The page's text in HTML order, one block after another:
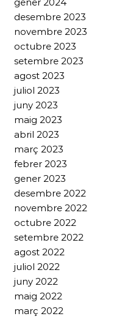
desembre 2023
novembre 2023
octubre 2023
setembre 2023
agost 2023
juliol 2023
juny 2023
maig 2023
abril 2023
març 2023
febrer 2023
gener 2023
desembre 2022
novembre 2022
octubre 2022
setembre 2022
agost 2022
juliol 2022
juny 2022
maig 2022
març 2022